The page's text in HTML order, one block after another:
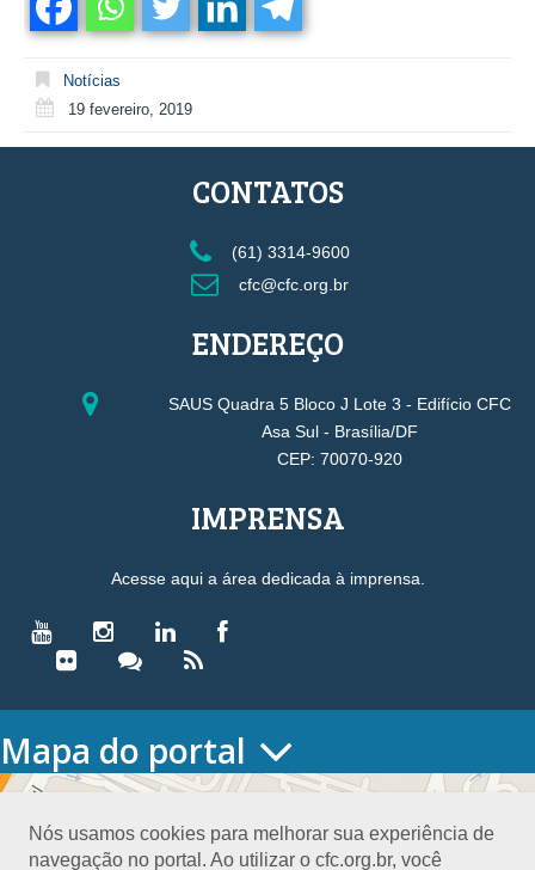
Notícias
19 fevereiro, 2019
Nós usamos cookies para melhorar sua experiência de
navegação no portal. Ao utilizar o cfc.org.br, você
CONTATOS
(61) 3314-9600
cfc@cfc.org.br
ENDEREÇO
SAUS Quadra 5 Bloco J Lote 3 - Edifício CFC
Asa Sul - Brasília/DF
CEP: 70070-920
IMPRENSA
Acesse aqui a área dedicada à imprensa.
Mapa do portal
HOME
Conselho Diretor
Nossa Sede